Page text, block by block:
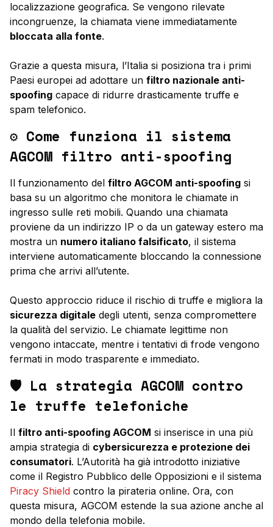
localizzazione geografica. Se vengono rilevate
incongruenze, la chiamata viene immediatamente
bloccata alla fonte.
Grazie a questa misura, l’Italia si posiziona tra i primi
Paesi europei ad adottare un filtro nazionale anti-
spoofing capace di ridurre drasticamente truffe e
spam telefonico.
⚙️ Come funziona il sistema
AGCOM filtro anti-spoofing
Il funzionamento del filtro AGCOM anti-spoofing si
basa su un algoritmo che monitora le chiamate in
ingresso sulle reti mobili. Quando una chiamata
proviene da un indirizzo IP o da un gateway estero ma
mostra un numero italiano falsificato, il sistema
interviene automaticamente bloccando la connessione
prima che arrivi all’utente.
Questo approccio riduce il rischio di truffe e migliora la
sicurezza digitale degli utenti, senza compromettere
la qualità del servizio. Le chiamate legittime non
vengono intaccate, mentre i tentativi di frode vengono
fermati in modo trasparente e immediato.
🛡️ La strategia AGCOM contro
le truffe telefoniche
Il filtro anti-spoofing AGCOM si inserisce in una più
ampia strategia di cybersicurezza e protezione dei
consumatori. L’Autorità ha già introdotto iniziative
come il Registro Pubblico delle Opposizioni e il sistema
Piracy Shield contro la pirateria online. Ora, con
questa misura, AGCOM estende la sua azione anche al
mondo della telefonia mobile.